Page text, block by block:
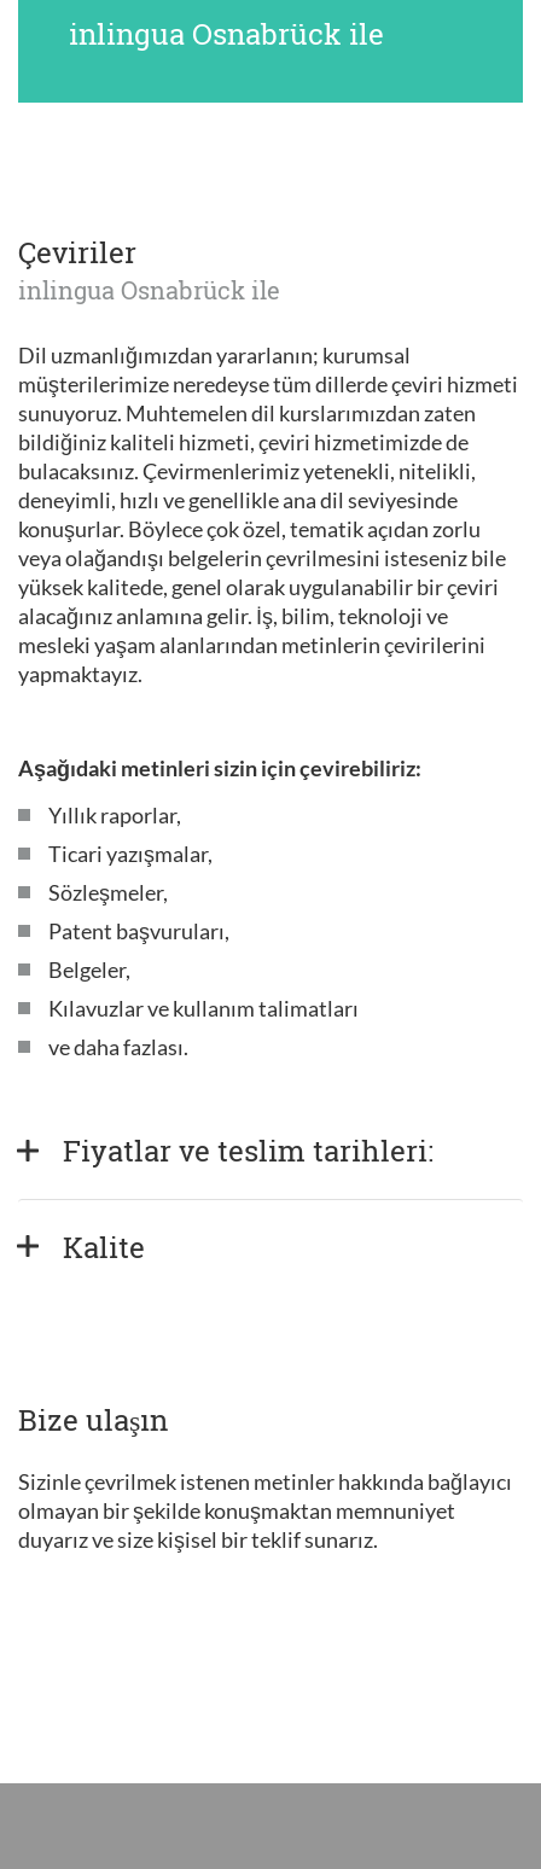
inlingua Osnabrück ile
Çeviriler
inlingua Osnabrück ile
Dil uzmanlığımızdan yararlanın; kurumsal
müşterilerimize neredeyse tüm dillerde çeviri hizmeti
sunuyoruz. Muhtemelen dil kurslarımızdan zaten
bildiğiniz kaliteli hizmeti, çeviri hizmetimizde de
bulacaksınız. Çevirmenlerimiz yetenekli, nitelikli,
deneyimli, hızlı ve genellikle ana dil seviyesinde
konuşurlar. Böylece çok özel, tematik açıdan zorlu
veya olağandışı belgelerin çevrilmesini isteseniz bile
yüksek kalitede, genel olarak uygulanabilir bir çeviri
alacağınız anlamına gelir. İş, bilim, teknoloji ve
mesleki yaşam alanlarından metinlerin çevirilerini
yapmaktayız.
Aşağıdaki metinleri sizin için çevirebiliriz:
Yıllık raporlar,
Ticari yazışmalar,
Sözleşmeler,
Patent başvuruları,
Belgeler,
Kılavuzlar ve kullanım talimatları
ve daha fazlası.
Fiyatlar ve teslim tarihleri:
Kalite
Bize ulaşın
Sizinle çevrilmek istenen metinler hakkında bağlayıcı
olmayan bir şekilde konuşmaktan memnuniyet
duyarız ve size kişisel bir teklif sunarız.